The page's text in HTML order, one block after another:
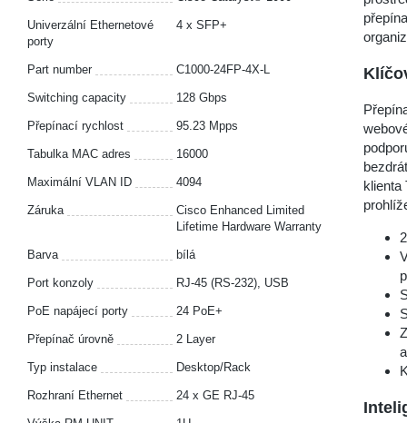
Univerzální Ethernetové
porty
4 x SFP+
Part number C1000-24FP-4X-L
Switching capacity 128 Gbps
Přepínací rychlost 95.23 Mpps
Tabulka MAC adres 16000
Maximální VLAN ID 4094
Záruka
Cisco Enhanced Limited
Lifetime Hardware Warranty
Barva bílá
Port konzoly RJ-45 (RS-232), USB
PoE napájecí porty 24 PoE+
Přepínač úrovně 2 Layer
Typ instalace Desktop/Rack
Rozhraní Ethernet 24 x GE RJ-45
klienta